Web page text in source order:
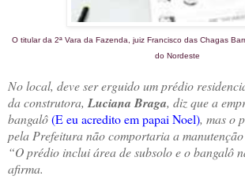
O titular da 2ª Vara da Fazenda, juiz Francisco das Chagas
do Nordeste
No local, deve ser erguido um prédio
da construtora, Luciana Braga, diz que a
bangalô(E eu acredito em papai Noel), mas o
pela Prefeitura não comportaria a
“O prédio inclui área de subsolo e o bangalô
afirma.